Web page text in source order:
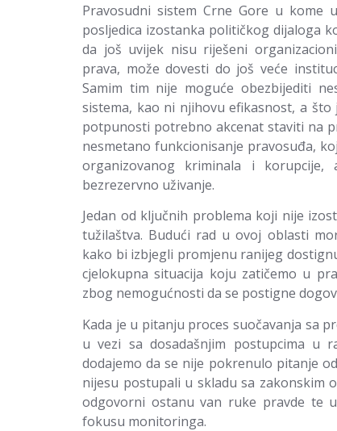
Pravosudni sistem Crne Gore u
posljedica izostanka političkog dijaloga
da još uvijek nisu riješeni
prava, može dovesti do još veće
Samim tim nije moguće obezbijediti
sistema, kao ni njihovu efikasnost, a
potpunosti potrebno akcenat staviti na
nesmetano funkcionisanje pravosuđa,
organizovanog kriminala i
bezrezervno uživanje.
Jedan od ključnih problema koji nije
tužilaštva. Budući rad u ovoj oblasti
kako bi izbjegli promjenu ranijeg
cjelokupna situacija koju zatičemo u
zbog nemogućnosti da se postigne
Kada je u pitanju proces suočavanja sa
u vezi sa dosadašnjim postupcima u
dodajemo da se nije pokrenulo pitanje
nijesu postupali u skladu sa zakonskim
odgovorni ostanu van ruke pravde te
fokusu monitoringa.